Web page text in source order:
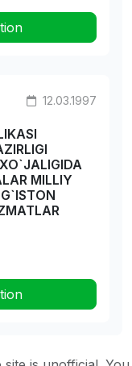
12.03.1997
MILLIY